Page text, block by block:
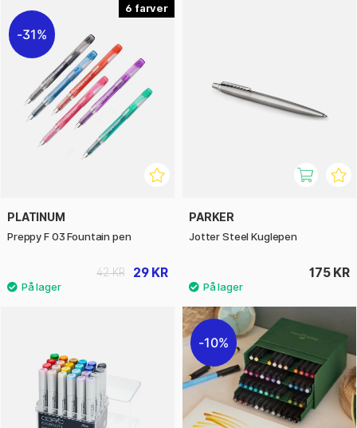
6
31%
PLATINUM
Preppy F 03 Fountain pen
29 KR
42 KR
PARKER
Jotter Steel Kuglepen
175 KR
10%